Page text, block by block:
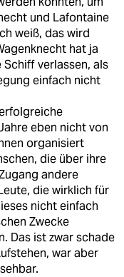
und Lafontaine
weiß, das wird
hat ja
verlassen, als
einfach nicht
eben nicht von
organisiert
die über ihre
andere
die wirklich für
nicht einfach
Zwecke
Das ist zwar schade
war aber